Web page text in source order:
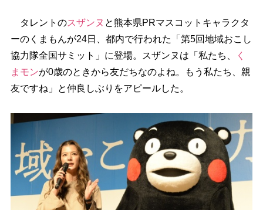
タレントのスザンヌ と熊本県PRマスコットキャラクタ
ーのくまもんが24日、都内で行われた「第5回地域おこし
協力隊全国サミット」に登場。スザンヌは「私たち、
く
まモンが0歳のときから友だちなのよね。もう私たち、親
友ですね」と仲良しぶりをアピールした。